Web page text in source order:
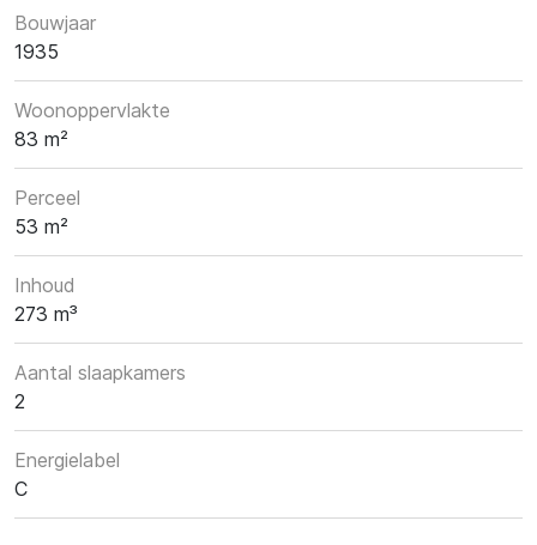
Bouwjaar
1935
Woonoppervlakte
83 m²
Perceel
53 m²
Inhoud
273 m³
Aantal slaapkamers
2
Energielabel
C